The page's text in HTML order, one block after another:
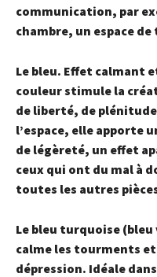
communication, par
chambre, un espace
Le bleu. Effet calmant
couleur stimule la
de liberté, de
l’espace, elle apporte
de légèreté, un effet
ceux qui ont du mal à
toutes les autres
Le bleu turquoise
calme les tourments
dépression. Idéale